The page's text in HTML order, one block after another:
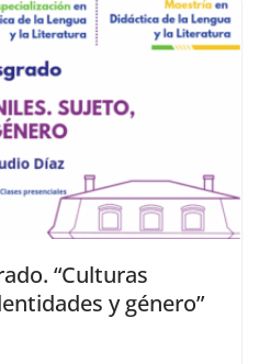
“Culturas
y género”